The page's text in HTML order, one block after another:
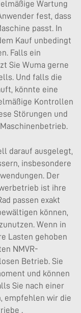
Wartung
fest, dass
passt. In
Kauf unbedingt
Falls ein
Sie Wuma gerne
Und falls die
könnte eine
Kontrollen
Störungen und
darauf ausgelegt,
insbesondere
Der
ist ihre
passen exakt
können,
Wenn in
Lasten gehoben
NMVR-
Betrieb. Sie
und können
Sie nach einer
empfehlen wir die
.